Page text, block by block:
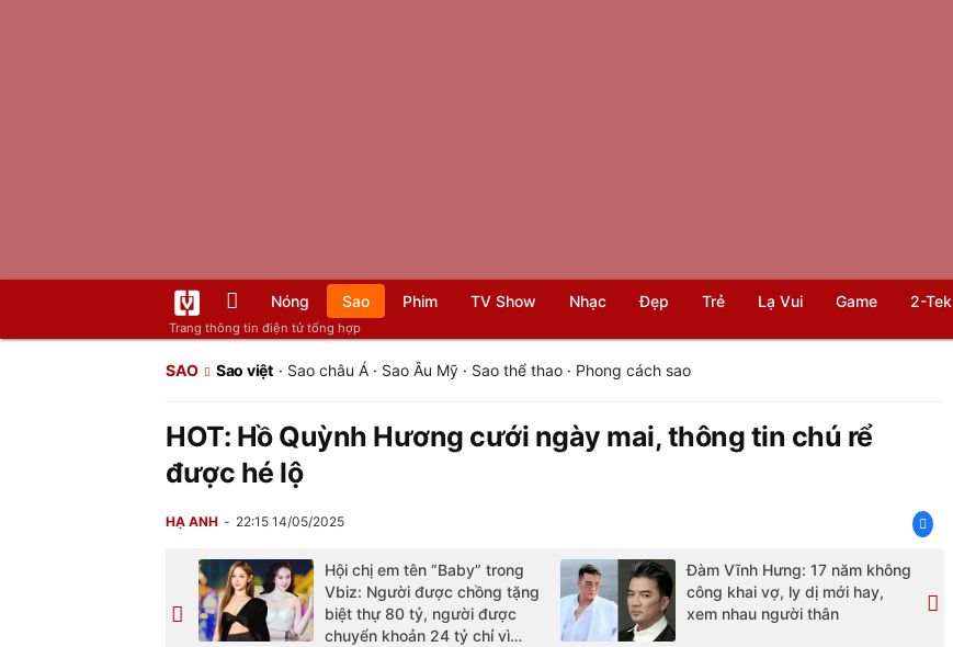
Trang thông tin điện tử tổng hợp
Nóng Sao Phim TV Show Nhạc Đẹp Trẻ Lạ Vui Game 2-Tek
SAO Sao việt · Sao châu Á· Sao Âu Mỹ· Sao thể thao· Phong cách sao
HOT: Hồ Quỳnh Hương cưới ngày mai, thông tin chú rể
được hé lộ
HẠ ANH 22:15 14/05/2025
Hội chị em tên “Baby” trong
Vbiz: Người được chồng tặng
biệt thự 80 tỷ, người được
chuyển khoản 24 tỷ chỉ vì…
Đàm Vĩnh Hưng: 17 năm không
công khai vợ, ly dị mới hay,
xem nhau người thân